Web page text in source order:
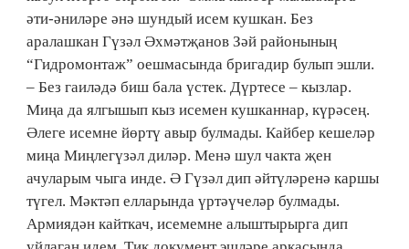
әти-әниләре әнә шундый исем кушкан. Без
аралашкан Гүзәл Әхмәтҗанов Зәй районының
“Гидромонтаж” оешмасында бригадир булып эшли.
– Без гаиләдә биш бала үстек. Дүртесе – кызлар.
Миңа да ялгышып кыз исемен кушканнар, күрәсең.
Әлеге исемне йөртү авыр булмады. Кайбер кешеләр
миңа Миңлегүзәл диләр. Менә шул чакта җен
ачуларым чыга инде. Ә Гүзәл дип әйтүләренә каршы
түгел. Мәктәп елларында үртәүчеләр булмады.
Армиядән кайткач, исемемне алыштырырга дип